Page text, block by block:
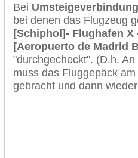
Bei
bei denen das Flugzeug
[Schiphol]- Flughafen
[Aeropuerto de Madrid
"durchgecheckt". (D.h.
muss das Fluggepäck
gebracht und dann